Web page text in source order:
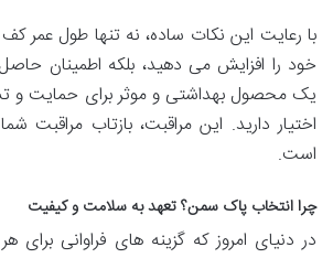
با رعایت این نکات ساده، نه تنها طول
خود را افزایش می دهید، بلکه اطمینان
یک محصول بهداشتی و موثر برای حمایت و
اختیار دارید. این مراقبت، بازتاب مراقبت
است.
چرا انتخاب پاک سمن؟ تعهد به سلامت و کیفیت
در دنیای امروز که گزینه های فراوانی